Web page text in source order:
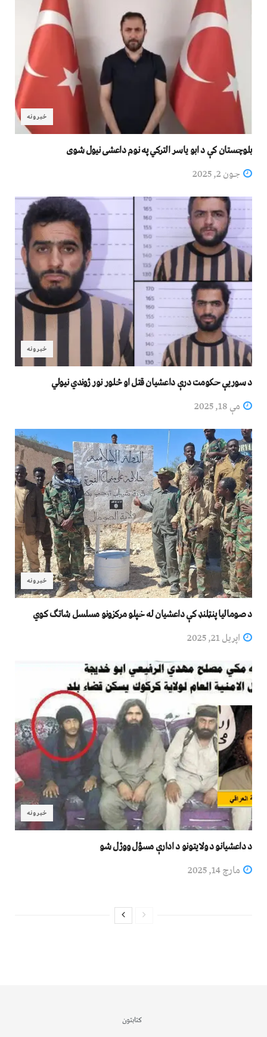
خبرونه
بلوچستان کې د ابو یاسر الترکي په نوم داعشی نیول شوی
جون 2, 2025
خبرونه
د سوریې حکومت درې داعشیان قتل او څلور نور ژوندي نیولي
مې 18, 2025
خبرونه
د صومالیا پنټلنډ کې داعشیان له خپلو مرکزونو مسلسل شاتګ کوي
اپریل 21, 2025
خبرونه
د داعشیانو د ولایتونو د ادارې مسؤل ووژل شو
مارچ 14, 2025
کتابتون